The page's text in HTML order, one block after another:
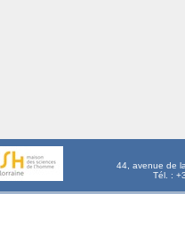
44, avenue de
Tél. :